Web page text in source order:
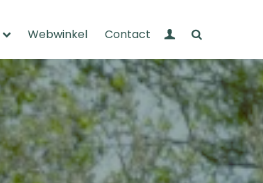
Webwinkel Contact Mijn Wandelnet